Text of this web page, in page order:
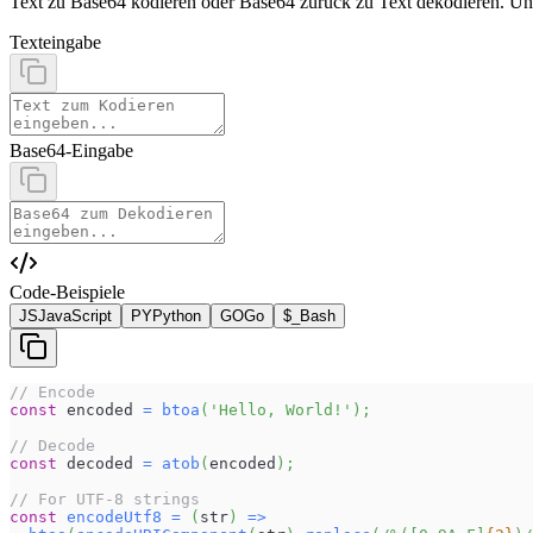
Texteingabe
Base64-Eingabe
Code-Beispiele
JSJavaScript PYPython GOGo $_ Bash
// Encode
const encoded = btoa ( 'Hello, World!' ) ;
// Decode
const decoded = atob (encoded ) ;
// For UTF-8 strings
const encodeUtf8 = ( str)
=>